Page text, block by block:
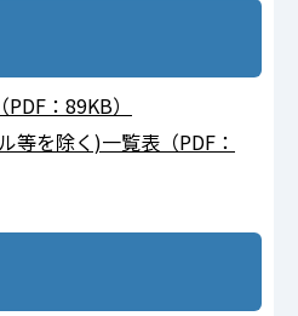
：89KB）
等を除く)⼀覧表（PDF：